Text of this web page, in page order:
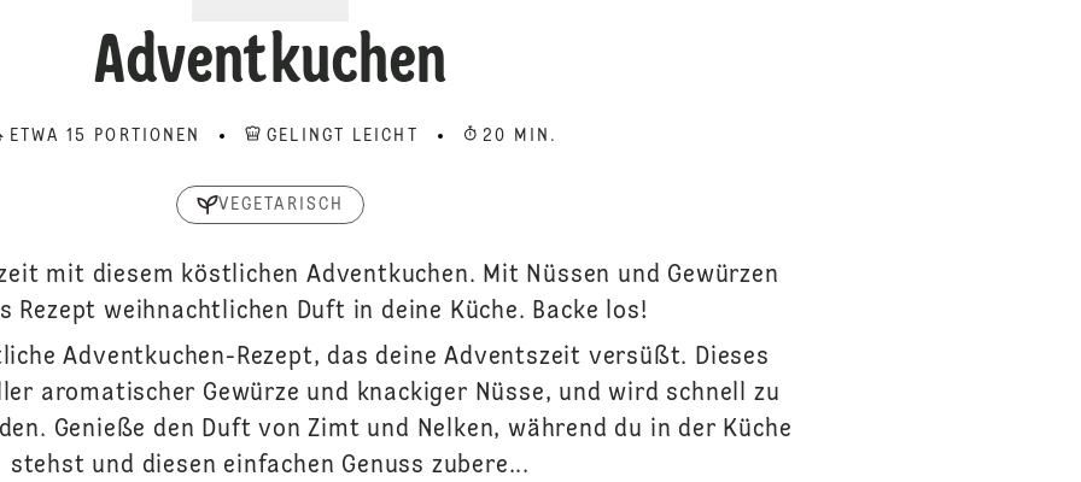
Adventkuchen
ETWA 15 PORTIONEN GELINGT LEICHT 20 MIN.
VEGETARISCH
mit diesem köstlichen Adventkuchen. Mit Nüssen und Gewürzen
Rezept weihnachtlichen Duft in deine Küche. Backe los!
Adventkuchen-Rezept, das deine Adventszeit versüßt. Dieses
aromatischer Gewürze und knackiger Nüsse, und wird schnell zu
Genieße den Duft von Zimt und Nelken, während du in der Küche
stehst und diesen einfachen Genuss zubere...